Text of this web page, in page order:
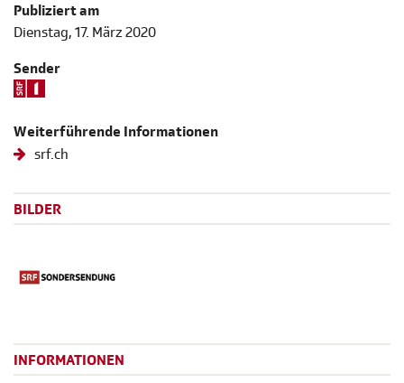
Publiziert am
Dienstag, 17. März 2020
Sender
Weiterführende Informationen
srf.ch
BILDER
INFORMATIONEN